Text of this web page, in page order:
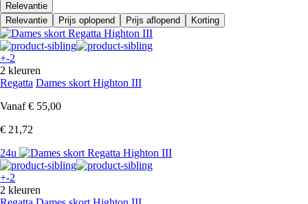
Relevantie
Relevantie
Prijs oplopend Prijs aflopend Korting
+-2
2 kleuren
Regatta Dames skort Highton III
Vanaf € 55,00
€ 21,72
24u
+-2
2 kleuren